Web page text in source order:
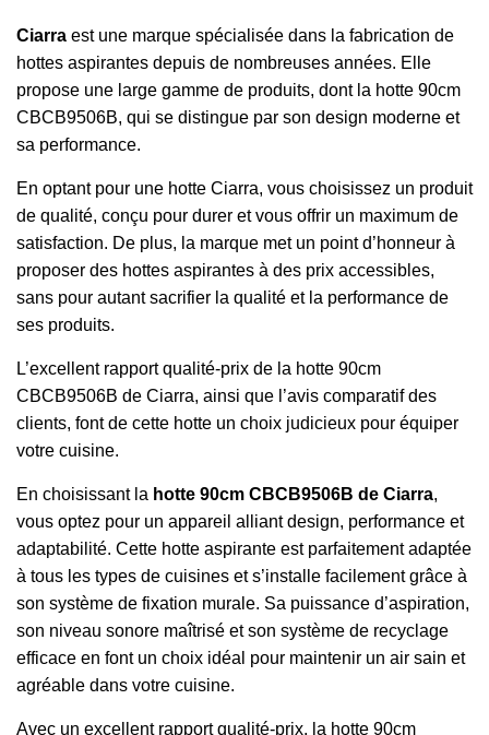
Ciarra est une marque spécialisée dans la fabrication de
hottes aspirantes depuis de nombreuses années. Elle
propose une large gamme de produits, dont la hotte 90cm
CBCB9506B, qui se distingue par son design moderne et
sa performance.
En optant pour une hotte Ciarra, vous choisissez un produit
de qualité, conçu pour durer et vous offrir un maximum de
satisfaction. De plus, la marque met un point d’honneur à
proposer des hottes aspirantes à des prix accessibles,
sans pour autant sacrifier la qualité et la performance de
ses produits.
L’excellent rapport qualité-prix de la hotte 90cm
CBCB9506B de Ciarra, ainsi que l’avis comparatif des
clients, font de cette hotte un choix judicieux pour équiper
votre cuisine.
En choisissant la hotte 90cm CBCB9506B de Ciarra,
vous optez pour un appareil alliant design, performance et
adaptabilité. Cette hotte aspirante est parfaitement adaptée
à tous les types de cuisines et s’installe facilement grâce à
son système de fixation murale. Sa puissance d’aspiration,
son niveau sonore maîtrisé et son système de recyclage
efficace en font un choix idéal pour maintenir un air sain et
agréable dans votre cuisine.
Avec un excellent rapport qualité-prix, la hotte 90cm